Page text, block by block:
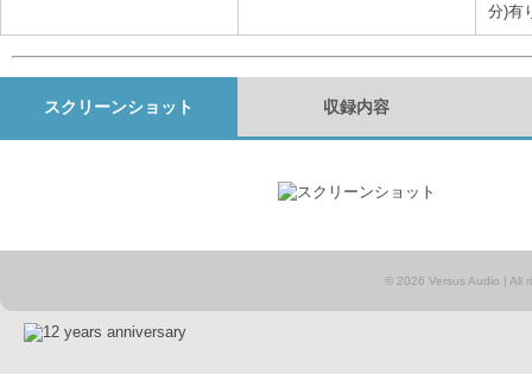
分)有
スクリーンショット 収録内容
© 2026 Versus Audio | All